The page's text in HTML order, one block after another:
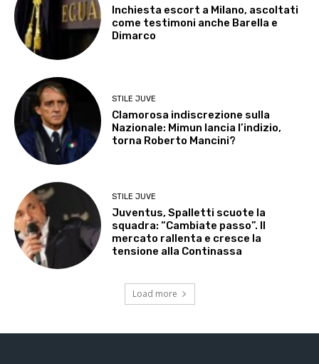
Inchiesta escort a Milano, ascoltati
come testimoni anche Barella e
Dimarco
STILE JUVE
Clamorosa indiscrezione sulla
Nazionale: Mimun lancia l’indizio,
torna Roberto Mancini?
STILE JUVE
Juventus, Spalletti scuote la
squadra: “Cambiate passo”. Il
mercato rallenta e cresce la
tensione alla Continassa
Load more